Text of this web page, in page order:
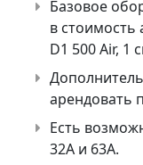
Базовое
в стоимость
D1 500 Air, 1
арендовать
Есть
32А и 63А.